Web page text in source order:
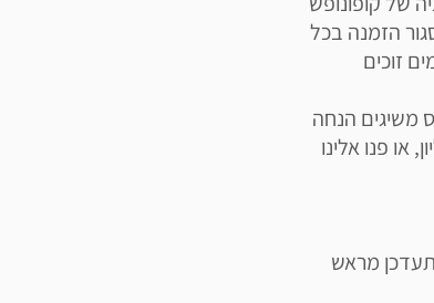
הזמנה בכל
זוכים
פלוס משיגים הנחה
או פנו אלינו
מראש